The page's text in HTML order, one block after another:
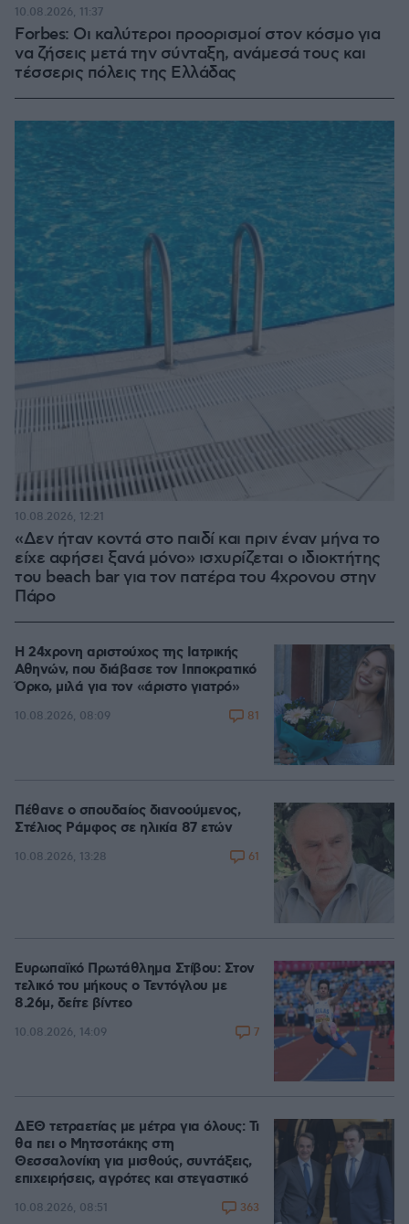
Forbes: Οι καλύτεροι προορισμοί στον κόσμο για
να ζήσεις μετά την σύνταξη, ανάμεσά τους και
τέσσερις πόλεις της Ελλάδας
10.08.2026, 11:37
«Δεν ήταν κοντά στο παιδί και πριν έναν μήνα το
είχε αφήσει ξανά μόνο» ισχυρίζεται ο ιδιοκτήτης
του beach bar για τον πατέρα του 4χρονου στην
Πάρο
10.08.2026, 12:21
Η 24χρονη αριστούχος της Ιατρικής
Αθηνών, που διάβασε τον Ιπποκρατικό
Όρκο, μιλά για τον «άριστο γιατρό»
10.08.2026, 08:09 81
Πέθανε ο σπουδαίος διανοούμενος,
Στέλιος Ράμφος σε ηλικία 87 ετών
10.08.2026, 13:28 61
Ευρωπαϊκό Πρωτάθλημα Στίβου: Στον
τελικό του μήκους ο Τεντόγλου με
8.26μ, δείτε βίντεο
10.08.2026, 14:09 7
ΔΕΘ τετραετίας με μέτρα για όλους: Τι
θα πει ο Μητσοτάκης στη
Θεσσαλονίκη για μισθούς, συντάξεις,
επιχειρήσεις, αγρότες και στεγαστικό
10.08.2026, 08:51 363